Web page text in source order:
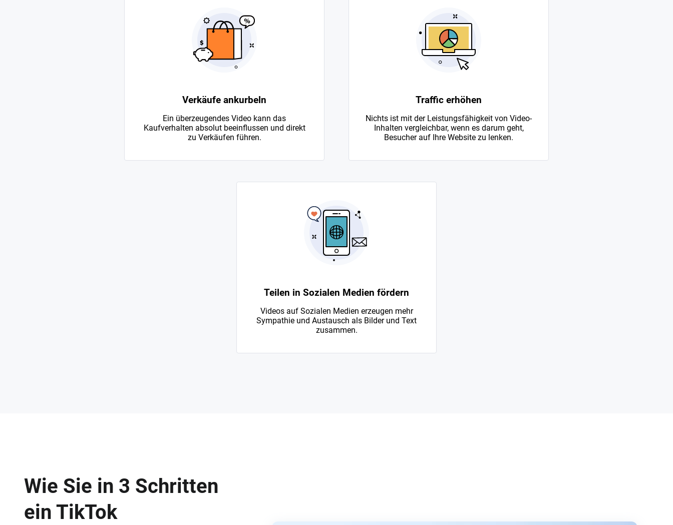
Verkäufe ankurbeln
Ein überzeugendes Video kann das
Kaufverhalten absolut beeinflussen und direkt
zu Verkäufen führen.
Traffic erhöhen
Nichts ist mit der Leistungsfähigkeit von Video-
Inhalten vergleichbar, wenn es darum geht,
Besucher auf Ihre Website zu lenken.
Teilen in Sozialen Medien fördern
Videos auf Sozialen Medien erzeugen mehr
Sympathie und Austausch als Bilder und Text
zusammen.
Wie Sie in 3 Schritten
ein TikTok